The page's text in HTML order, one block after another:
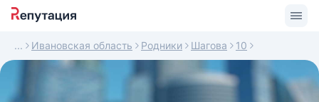
Ивановская область Родники Шагова 10